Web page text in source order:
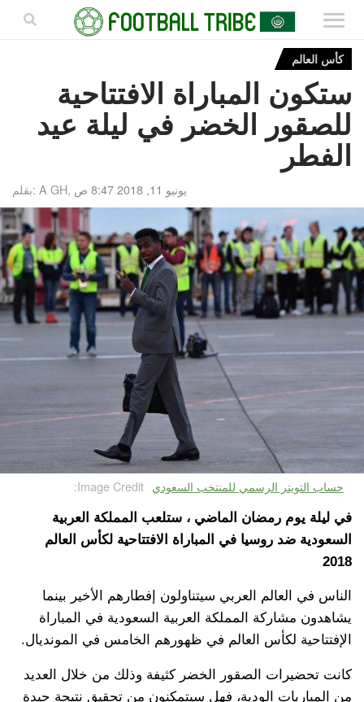
كأس العالم
ستكون المباراة الافتتاحية
للصقور الخضر في ليلة عيد
الفطر
بقلم: A GH, يونيو 11, 2018 8:47 ص
Image Credit: حساب التويتر الرسمي للمنتخب السعودي
في ليلة يوم رمضان الماضي ، ستلعب المملكة العربية
السعودية ضد روسيا في المباراة الافتتاحية لكأس العالم
2018
الناس في العالم العربي سيتناولون إفطارهم الأخير بينما
يشاهدون مشاركة المملكة العربية السعودية في المباراة
الإفتتاحية لكأس العالم في ظهورهم الخامس في المونديال.
كانت تحضيرات الصقور الخضر كثيفة وذلك من خلال العديد
من المباريات الودية، فهل سيتمكنون من تحقيق نتيجة جيدة